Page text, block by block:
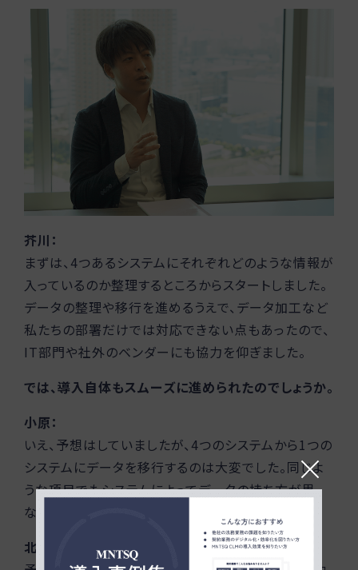
芥川：
まずは、4つあるシステムにそれぞれどのような情報が
入っているのか整理するところからスタートしました。
データの整理や移行を進めるうえで、データ加工など
私たちの部署だけでは対応できない点もあったので、
IT部門や社外のベンダーにも協力を仰ぎました。
では、導入自体もスムーズに進められたのでしょうか。
小原：
いえ、予想はしていましたが、4つのシステムから1つの
システムにデータを移行するのは大変でした。同じよ
うな項目でもシステムによってデータの持ち方が異
なっていたため、データの標準化が必要でした。
北本：